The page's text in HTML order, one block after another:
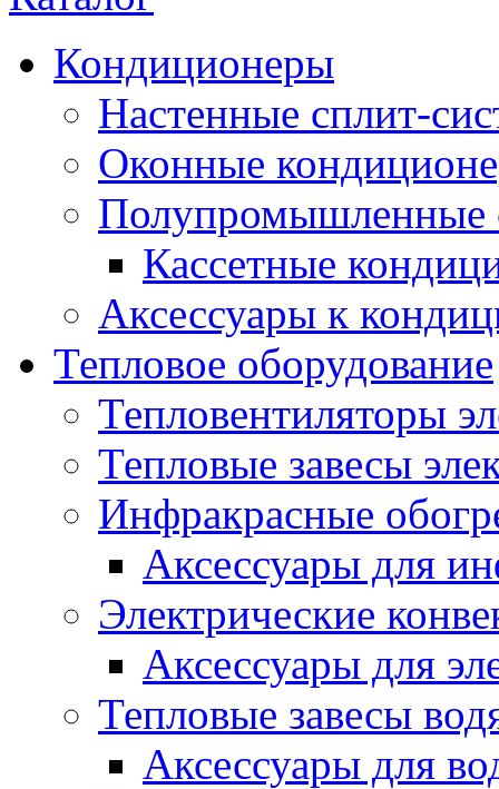
Кондиционеры
Настенные сплит-
Оконные
Полупромышленные
Кассетные
Аксессуары к
Тепловое оборудование
Тепловентиляторы
Тепловые завесы
Инфракрасные
Аксессуары для
Электрические
Аксессуары для
Тепловые завесы
Аксессуары для